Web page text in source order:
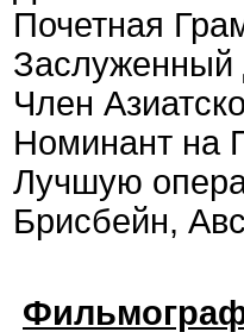
Почетная
Заслуженный
Член
Номинант на
Лучшую
Брисбейн,